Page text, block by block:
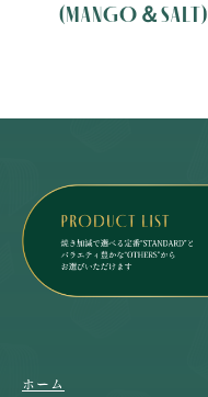
(MANGO＆SALT)
ホーム